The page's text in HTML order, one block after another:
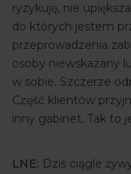
ryzykuję, nie
do których jestem
przeprowadzenia
osoby niewskazany
w sobie. Szczerze
Część klientów
inny gabinet. Tak to
LNE: Dziś ciągle